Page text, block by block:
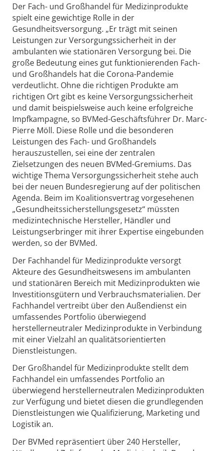
Der Fach- und Großhandel für Medizinprodukte
spielt eine gewichtige Rolle in der
Gesundheitsversorgung. „Er trägt mit seinen
Leistungen zur Versorgungssicherheit in der
ambulanten wie stationären Versorgung bei. Die
große Bedeutung eines gut funktionierenden Fach-
und Großhandels hat die Corona-Pandemie
verdeutlicht. Ohne die richtigen Produkte am
richtigen Ort gibt es keine Versorgungssicherheit
und damit beispielsweise auch keine erfolgreiche
Impfkampagne, so BVMed-Geschäftsführer Dr. Marc-
Pierre Möll. Diese Rolle und die besonderen
Leistungen des Fach- und Großhandels
herauszustellen, sei eine der zentralen
Zielsetzungen des neuen BVMed-Gremiums. Das
wichtige Thema Versorgungssicherheit stehe auch
bei der neuen Bundesregierung auf der politischen
Agenda. Beim im Koalitionsvertrag vorgesehenen
„Gesundheitssicherstellungsgesetz“ müssten
medizintechnische Hersteller, Händler und
Leistungserbringer mit ihrer Expertise eingebunden
werden, so der BVMed.
Der Fachhandel für Medizinprodukte versorgt
Akteure des Gesundheitswesens im ambulanten
und stationären Bereich mit Medizinprodukten wie
Investitionsgütern und Verbrauchsmaterialien. Der
Fachhandel vertreibt über den Außendienst ein
umfassendes Portfolio überwiegend
herstellerneutraler Medizinprodukte in Verbindung
mit einer Vielzahl an qualitätsorientierten
Dienstleistungen.
Der Großhandel für Medizinprodukte stellt dem
Fachhandel ein umfassendes Portfolio an
überwiegend herstellerneutralen Medizinprodukten
zur Verfügung und bietet diesen die grundlegenden
Dienstleistungen wie Qualifizierung, Marketing und
Logistik an.
Der BVMed repräsentiert über 240 Hersteller,